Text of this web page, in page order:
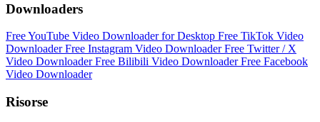
Downloaders
Free YouTube Video Downloader for Desktop Free TikTok Video
DownloaderFree Instagram Video DownloaderFree Twitter / X
Video DownloaderFree Bilibili Video DownloaderFree Facebook
Video Downloader
Risorse